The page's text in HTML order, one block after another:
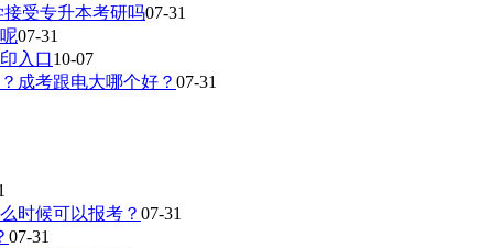
受专升本考研吗07-31
07-31
入口10-07
成考跟电大哪个好？ 07-31
时候可以报考？ 07-31
07-31